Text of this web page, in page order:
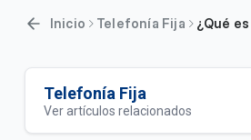
Inicio Telefonía Fija
Telefonía Fija
Ver artículos relacionados